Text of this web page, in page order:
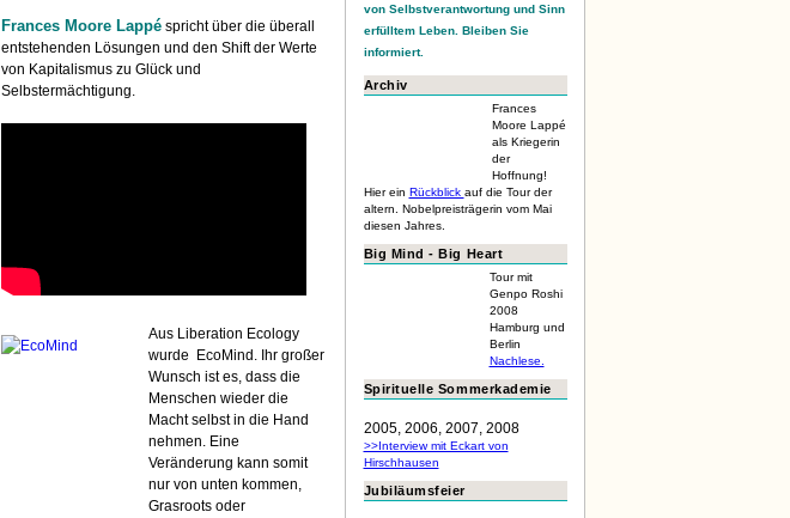
von Selbstverantwortung und Sinn
erfülltem Leben. Bleiben Sie
informiert.
Archiv
Frances
Moore Lappé
als Kriegerin
der
Hoffnung!
Hier ein Rückblick auf die Tour der
altern. Nobelpreisträgerin vom Mai
diesen Jahres.
Big Mind - Big Heart
Tour mit
Genpo Roshi
2008
Hamburg und
Berlin
Nachlese.
Spirituelle Sommerkademie
2005, 2006, 2007, 2008
>>Interview mit Eckart von
Hirschhausen
Jubiläumsfeier
Frances Moore Lappé spricht über die überall
entstehenden Lösungen und den Shift der Werte
von Kapitalismus zu Glück und
Selbstermächtigung.
Aus Liberation Ecology
wurde EcoMind. Ihr großer
Wunsch ist es, dass die
Menschen wieder die
Macht selbst in die Hand
nehmen. Eine
Veränderung kann somit
nur von unten kommen,
Grasroots oder